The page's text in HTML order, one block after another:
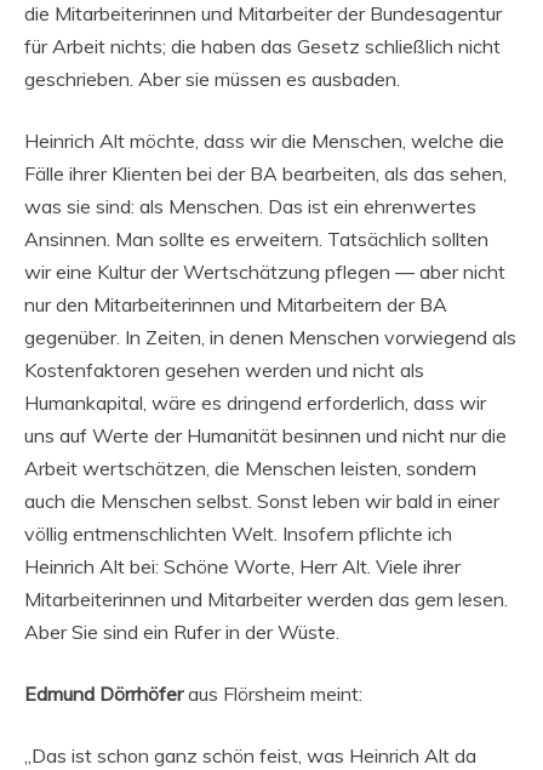
die Mitarbeiterinnen und Mitarbeiter der Bundesagentur
für Arbeit nichts; die haben das Gesetz schließlich nicht
geschrieben. Aber sie müssen es ausbaden.
Heinrich Alt möchte, dass wir die Menschen, welche die
Fälle ihrer Klienten bei der BA bearbeiten, als das sehen,
was sie sind: als Menschen. Das ist ein ehrenwertes
Ansinnen. Man sollte es erweitern. Tatsächlich sollten
wir eine Kultur der Wertschätzung pflegen — aber nicht
nur den Mitarbeiterinnen und Mitarbeitern der BA
gegenüber. In Zeiten, in denen Menschen vorwiegend als
Kostenfaktoren gesehen werden und nicht als
Humankapital, wäre es dringend erforderlich, dass wir
uns auf Werte der Humanität besinnen und nicht nur die
Arbeit wertschätzen, die Menschen leisten, sondern
auch die Menschen selbst. Sonst leben wir bald in einer
völlig entmenschlichten Welt. Insofern pflichte ich
Heinrich Alt bei: Schöne Worte, Herr Alt. Viele ihrer
Mitarbeiterinnen und Mitarbeiter werden das gern lesen.
Aber Sie sind ein Rufer in der Wüste.
Edmund Dörrhöferaus Flörsheim meint:
„Das ist schon ganz schön feist, was Heinrich Alt da